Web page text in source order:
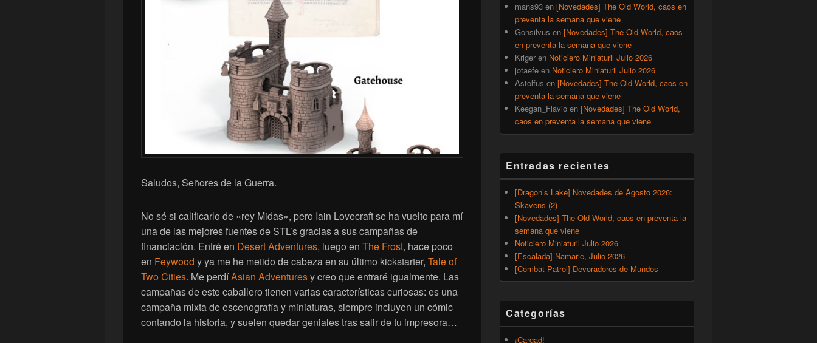
Saludos, Señores de la Guerra.
No sé si calificarlo de «rey Midas», pero Iain Lovecraft se ha vuelto para mí
una de las mejores fuentes de STL’s gracias a sus campañas de
financiación. Entré en Desert Adventures, luego en The Frost, hace poco
en Feywood y ya me he metido de cabeza en su último kickstarter, Tale of
Two Cities. Me perdíAsian Adventuresy creo que entraré igualmente. Las
campañas de este caballero tienen varias características curiosas: es una
campaña mixta de escenografía y miniaturas, siempre incluyen un cómic
contando la historia, y suelen quedar geniales tras salir de tu impresora…
mans93 en [Novedades] The Old World, caos en
preventa la semana que viene
Gonsilvus en [Novedades] The Old World, caos
en preventa la semana que viene
Kriger en Noticiero Miniaturil Julio 2026
jotaefe en Noticiero Miniaturil Julio 2026
Astolfus en [Novedades] The Old World, caos en
preventa la semana que viene
Keegan_Flavio en [Novedades] The Old World,
caos en preventa la semana que viene
Entradas recientes
[Dragon’s Lake] Novedades de Agosto 2026:
Skavens (2)
[Novedades] The Old World, caos en preventa la
semana que viene
Noticiero Miniaturil Julio 2026
[Escalada] Namarie, Julio 2026
[Combat Patrol] Devoradores de Mundos
Categorías
¡Cargad!